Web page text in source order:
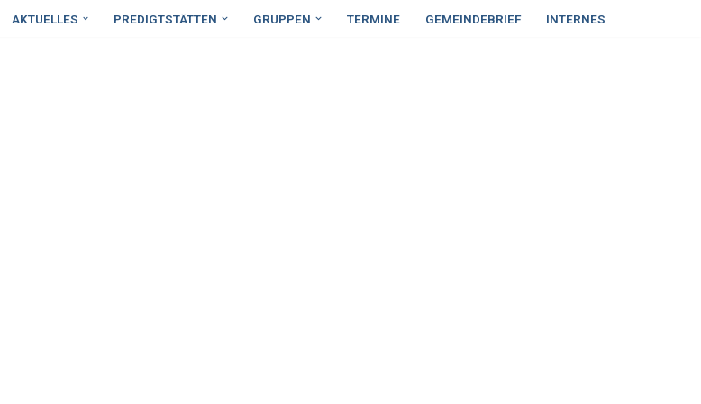
AKTUELLES PREDIGTSTÄTTEN GRUPPEN TERMINE GEMEINDEBRIEF INTERNES